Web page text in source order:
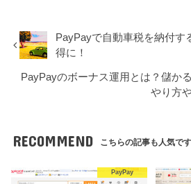
PayPayで自動車税を納付す
得に！
PayPayのボーナス運用とは？儲か
やり方
RECOMMEND こちらの記事も人気です
PayPay